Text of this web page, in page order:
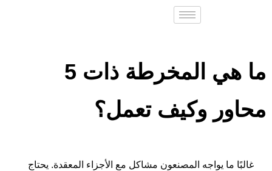
ما هي المخرطة ذات 5
محاور وكيف تعمل؟
غالبًا ما يواجه المصنعون مشاكل مع الأجزاء المعقدة. يحتاج